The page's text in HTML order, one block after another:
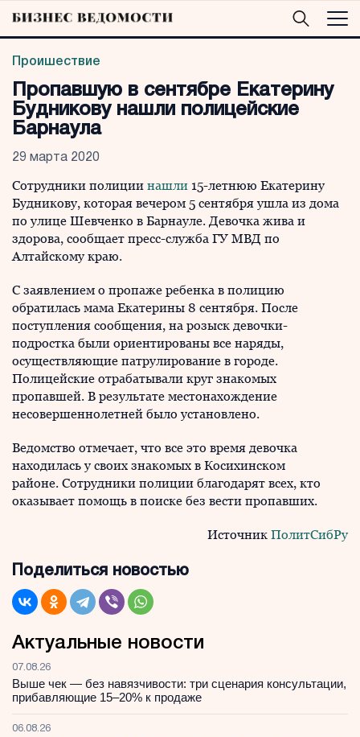
Проишествие
Пропавшую в сентябре Екатерину
Будникову нашли полицейские
Барнаула
29 марта 2020
Сотрудники полиции нашли 15-летнюю Екатерину
Будникову, которая вечером 5 сентября ушла из дома
по улице Шевченко в Барнауле. Девочка жива и
здорова, сообщает пресс-служба ГУ МВД по
Алтайскому краю.
С заявлением о пропаже ребенка в полицию
обратилась мама Екатерины 8 сентября. После
поступления сообщения, на розыск девочки-
подростка были ориентированы все наряды,
осуществляющие патрулирование в городе.
Полицейские отрабатывали круг знакомых
пропавшей. В результате местонахождение
несовершеннолетней было установлено.
Ведомство отмечает, что все это время девочка
находилась у своих знакомых в Косихинском
районе. Сотрудники полиции благодарят всех, кто
оказывает помощь в поиске без вести пропавших.
Источник ПолитСибРу
Поделиться новостью
Актуальные новости
07.08.26
Выше чек — без навязчивости: три сценария консультации,
прибавляющие 15–20% к продаже
06.08.26